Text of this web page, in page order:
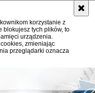
korzystanie z
blokujesz tych plików, to
urządzenia.
zmieniając
przeglądarki oznacza